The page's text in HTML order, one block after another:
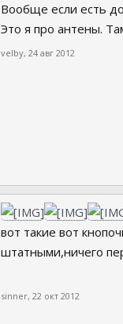
Вообще если есть
Это я про антены.
velby, 24 авг 2012
вот такие вот
штатными,ничего
sinner, 22 окт 2012